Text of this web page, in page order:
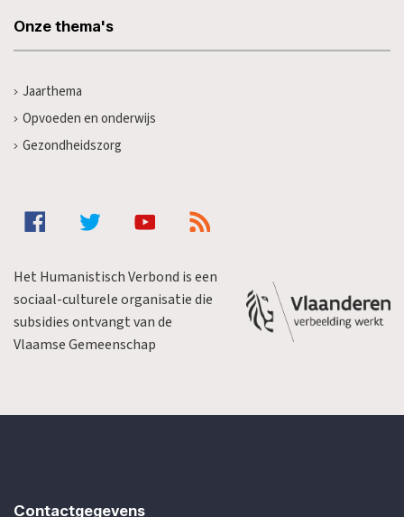
Onze thema's
Jaarthema
Opvoeden en onderwijs
Gezondheidszorg
Het Humanistisch Verbond is een
sociaal-culturele organisatie die
subsidies ontvangt van de
Vlaamse Gemeenschap
Contactgegevens